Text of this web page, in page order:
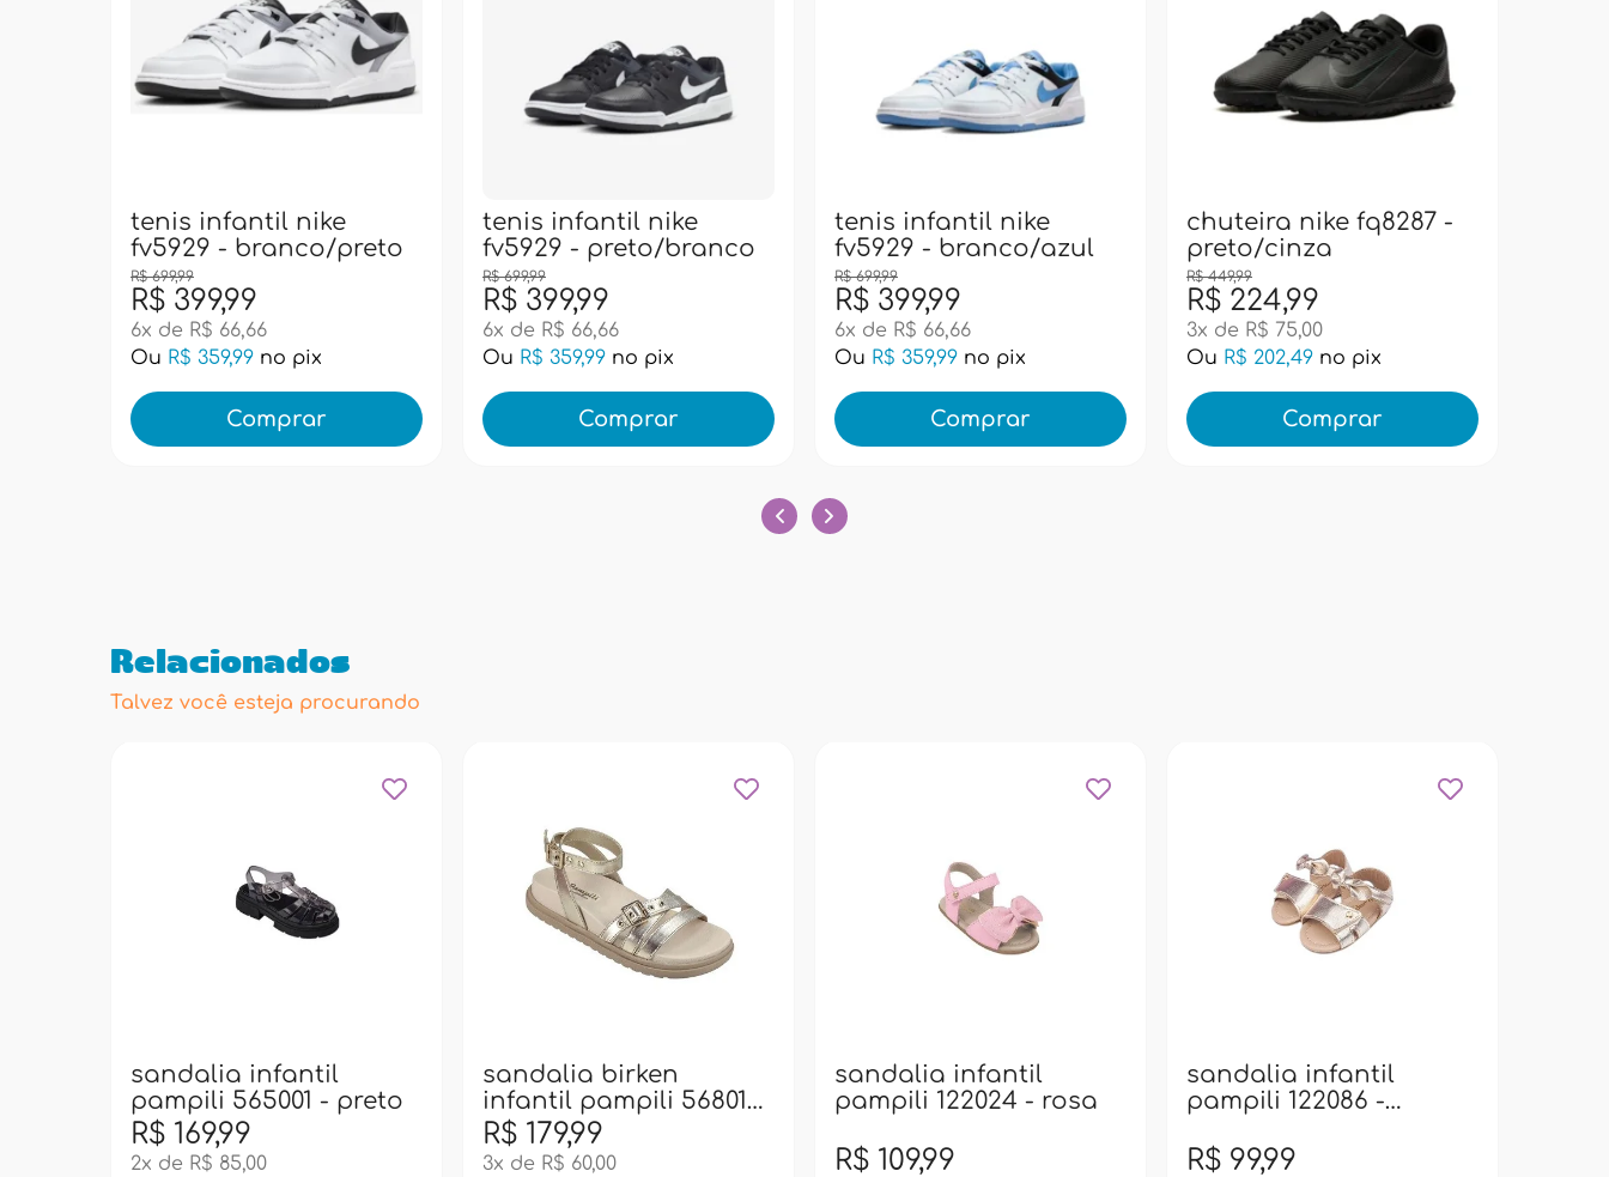
tenis infantil nike
fv5929 - branco/preto
R$ 399,99
R$ 699,99
6x de R$ 66,66
Ou R$ 359,99 no pix
Comprar
tenis infantil nike
fv5929 - preto/branco
R$ 399,99
R$ 699,99
6x de R$ 66,66
Ou R$ 359,99 no pix
Comprar
tenis infantil nike
fv5929 - branco/azul
R$ 399,99
R$ 699,99
6x de R$ 66,66
Ou R$ 359,99 no pix
Comprar
chuteira nike fq8287 -
preto/cinza
R$ 224,99
R$ 449,99
3x de R$ 75,00
Ou R$ 202,49 no pix
Comprar
Relacionados
Talvez você esteja procurando
sandalia infantil
pampili 565001 - preto
R$ 169,99
2x de R$ 85,00
sandalia birken
infantil pampili 568012
- dourado
R$ 179,99
3x de R$ 60,00
sandalia infantil
pampili 122024 - rosa
R$ 109,99
sandalia infantil
pampili 122086 -
R$ 99,99